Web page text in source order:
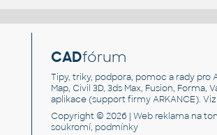
CADfórum
Tipy, triky, podpora, pomoc a rady pro
Map, Civil 3D, 3ds Max, Fusion, Forma,
aplikace (support firmy ARKANCE).
Copyright © 2026 |Web reklama na
soukromí, podmínky